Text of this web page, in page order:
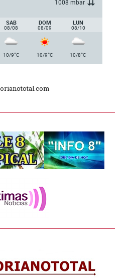
de la Intendencia.
– bloque 02
D –
de Soriano
de Fidelidad al Pabellón
1008 mbar
SAB
08/08
DOM
08/09
LUN
08/10
10/9°C 10/9°C 10/8°C